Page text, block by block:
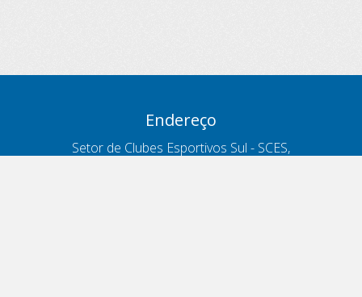
Endereço
Setor de Clubes Esportivos Sul - SCES,